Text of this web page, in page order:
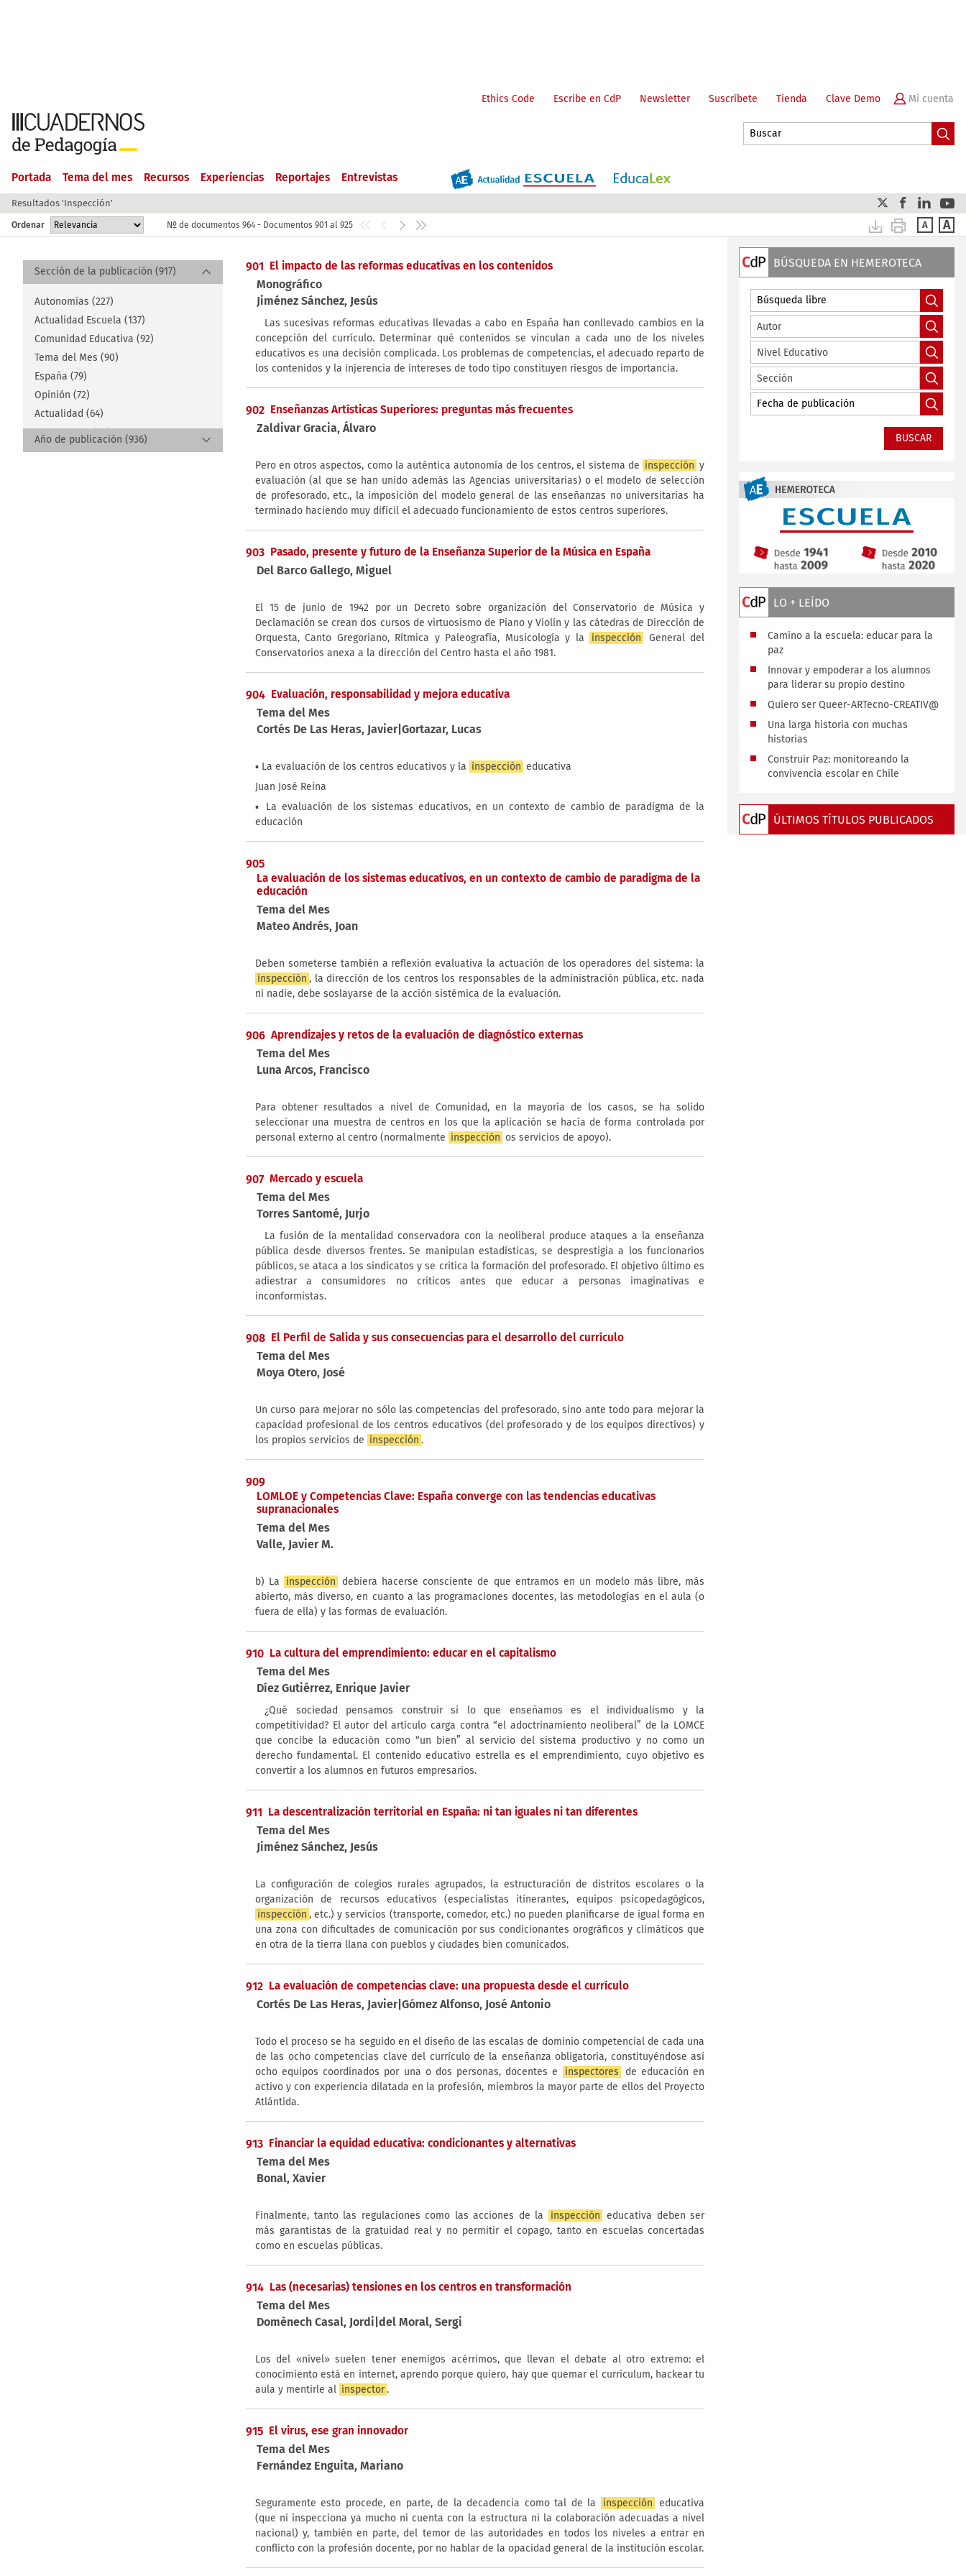
Portada Tema del mes Recursos Experiencias Reportajes Entrevistas
Ethics Code Escribe en CdP Newsletter Suscríbete Tienda Clave Demo
Resultados 'Inspección'
Ordenar Nº de documentos 964 - Documentos 901 al 925
Sección de la publicación (917)
Autonomías (227)
Actualidad Escuela (137)
Comunidad Educativa (92)
Tema del Mes (90)
España (79)
Opinión (72)
Actualidad (64)
Monográfico (21)
Reportaje (18)
Año de publicación (936)
901 El impacto de las reformas educativas en los contenidos
Monográfico
Jiménez Sánchez, Jesús
Las sucesivas reformas educativas llevadas a cabo en España han conllevado cambios en la
concepción del currículo. Determinar qué contenidos se vinculan a cada uno de los niveles
educativos es una decisión complicada. Los problemas de competencias, el adecuado reparto de
los contenidos y la injerencia de intereses de todo tipo constituyen riesgos de importancia.
902 Enseñanzas Artísticas Superiores: preguntas más frecuentes
Zaldivar Gracia, Álvaro
Pero en otros aspectos, como la auténtica autonomía de los centros, el sistema de inspección y
evaluación (al que se han unido además las Agencias universitarias) o el modelo de selección
de profesorado, etc., la imposición del modelo general de las enseñanzas no universitarias ha
terminado haciendo muy difícil el adecuado funcionamiento de estos centros superiores.
903 Pasado, presente y futuro de la Enseñanza Superior de la Música en España
Del Barco Gallego, Miguel
El 15 de junio de 1942 por un Decreto sobre organización del Conservatorio de Música y
Declamación se crean dos cursos de virtuosismo de Piano y Violín y las cátedras de Dirección de
Orquesta, Canto Gregoriano, Rítmica y Paleografía, Musicología y la
inspección
General del
Conservatorios anexa a la dirección del Centro hasta el año 1981.
904 Evaluación, responsabilidad y mejora educativa
Tema del Mes
Cortés De Las Heras, Javier|Gortazar, Lucas
▪ La evaluación de los centros educativos y la inspección educativa
Juan José Reina
▪ La evaluación de los sistemas educativos, en un contexto de cambio de paradigma de la
educación
905
La evaluación de los sistemas educativos, en un contexto de cambio de paradigma de la
educación
Tema del Mes
Mateo Andrés, Joan
Deben someterse también a reflexión evaluativa la actuación de los operadores del sistema: la
inspección , la dirección de los centros los responsables de la administración pública, etc. nada
ni nadie, debe soslayarse de la acción sistémica de la evaluación.
906 Aprendizajes y retos de la evaluación de diagnóstico externas
Tema del Mes
Luna Arcos, Francisco
Para obtener resultados a nivel de Comunidad, en la mayoría de los casos, se ha solido
seleccionar una muestra de centros en los que la aplicación se hacía de forma controlada por
personal externo al centro (normalmente inspección os servicios de apoyo).
907 Mercado y escuela
Tema del Mes
Torres Santomé, Jurjo
La fusión de la mentalidad conservadora con la neoliberal produce ataques a la enseñanza
pública desde diversos frentes. Se manipulan estadísticas, se desprestigia a los funcionarios
públicos, se ataca a los sindicatos y se critica la formación del profesorado. El objetivo último es
adiestrar a consumidores no críticos antes que educar a personas imaginativas e
inconformistas.
908 El Perfil de Salida y sus consecuencias para el desarrollo del currículo
Tema del Mes
Moya Otero, José
Un curso para mejorar no sólo las competencias del profesorado, sino ante todo para mejorar la
capacidad profesional de los centros educativos (del profesorado y de los equipos directivos) y
los propios servicios de inspección .
909
LOMLOE y Competencias Clave: España converge con las tendencias educativas
supranacionales
Tema del Mes
Valle, Javier M.
b) La inspección
debiera hacerse consciente de que entramos en un modelo más libre, más
abierto, más diverso, en cuanto a las programaciones docentes, las metodologías en el aula (o
fuera de ella) y las formas de evaluación.
910 La cultura del emprendimiento: educar en el capitalismo
Tema del Mes
Díez Gutiérrez, Enrique Javier
¿Qué sociedad pensamos construir si lo que enseñamos es el individualismo y la
competitividad? El autor del artículo carga contra “el adoctrinamiento neoliberal” de la LOMCE
que concibe la educación como “un bien” al servicio del sistema productivo y no como un
derecho fundamental. El contenido educativo estrella es el emprendimiento, cuyo objetivo es
convertir a los alumnos en futuros empresarios.
911 La descentralización territorial en España: ni tan iguales ni tan diferentes
Tema del Mes
Jiménez Sánchez, Jesús
La configuración de colegios rurales agrupados, la estructuración de distritos escolares o la
organización de recursos educativos (especialistas itinerantes, equipos psicopedagógicos,
inspección , etc.) y servicios (transporte, comedor, etc.) no pueden planificarse de igual forma en
una zona con dificultades de comunicación por sus condicionantes orográficos y climáticos que
en otra de la tierra llana con pueblos y ciudades bien comunicados.
912 La evaluación de competencias clave: una propuesta desde el currículo
Cortés De Las Heras, Javier|Gómez Alfonso, José Antonio
Todo el proceso se ha seguido en el diseño de las escalas de dominio competencial de cada una
de las ocho competencias clave del currículo de la enseñanza obligatoria, constituyéndose así
ocho equipos coordinados por una o dos personas, docentes e
inspectores
de educación en
activo y con experiencia dilatada en la profesión, miembros la mayor parte de ellos del Proyecto
Atlántida.
913 Financiar la equidad educativa: condicionantes y alternativas
Tema del Mes
Bonal, Xavier
Finalmente, tanto las regulaciones como las acciones de la inspección educativa deben ser
más garantistas de la gratuidad real y no permitir el copago, tanto en escuelas concertadas
como en escuelas públicas.
914 Las (necesarias) tensiones en los centros en transformación
Tema del Mes
Domènech Casal, Jordi|del Moral, Sergi
Los del «nivel» suelen tener enemigos acérrimos, que llevan el debate al otro extremo: el
conocimiento está en internet, aprendo porque quiero, hay que quemar el currículum, hackear tu
aula y mentirle al inspector.
915 El virus, ese gran innovador
Tema del Mes
Fernández Enguita, Mariano
Seguramente esto procede, en parte, de la decadencia como tal de la inspección educativa
(que ni inspecciona ya mucho ni cuenta con la estructura ni la colaboración adecuadas a nivel
nacional) y, también en parte, del temor de las autoridades en todos los niveles a entrar en
conflicto con la profesión docente, por no hablar de la opacidad general de la institución escolar.
BÚSQUEDA EN HEMEROTECA
Autor
Nivel Educativo
Sección
LO + LEÍDO
Camino a la escuela: educar para la
paz
Innovar y empoderar a los alumnos
para liderar su propio destino
Quiero ser Queer-ARTecno-CREATIV@
Una larga historia con muchas
historias
Construir Paz: monitoreando la
convivencia escolar en Chile
ÚLTIMOS TÍTULOS PUBLICADOS